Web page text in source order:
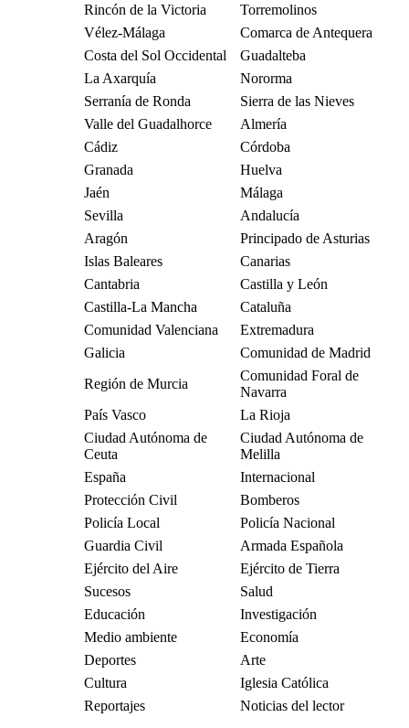
Rincón de la Victoria
Torremolinos
Vélez-Málaga
Comarca de Antequera
Costa del Sol Occidental
Guadalteba
La Axarquía
Nororma
Serranía de Ronda
Sierra de las Nieves
Valle del Guadalhorce
Almería
Cádiz
Córdoba
Granada
Huelva
Jaén
Málaga
Sevilla
Andalucía
Aragón
Principado de Asturias
Islas Baleares
Canarias
Cantabria
Castilla y León
Castilla-La Mancha
Cataluña
Comunidad Valenciana
Extremadura
Galicia
Comunidad de Madrid
Región de Murcia
Comunidad Foral de
Navarra
País Vasco
La Rioja
Ciudad Autónoma de
Ceuta
Ciudad Autónoma de
Melilla
España
Internacional
Protección Civil
Bomberos
Policía Local
Policía Nacional
Guardia Civil
Armada Española
Ejército del Aire
Ejército de Tierra
Sucesos
Salud
Educación
Investigación
Medio ambiente
Economía
Deportes
Arte
Cultura
Iglesia Católica
Reportajes
Noticias del lector